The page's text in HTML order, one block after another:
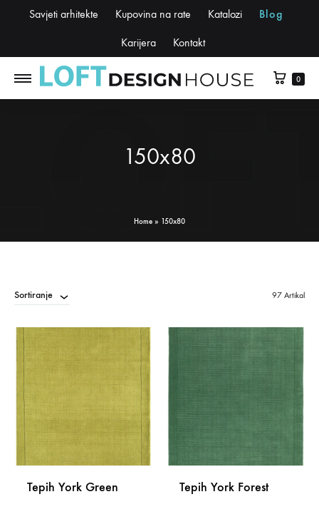
Savjeti arhitekte Kupovina na rate Katalozi Blog
Karijera Kontakt
0
150x80
Home » 150x80
Sortiranje 97 Artikal
Tepih York Green Tepih York Forest